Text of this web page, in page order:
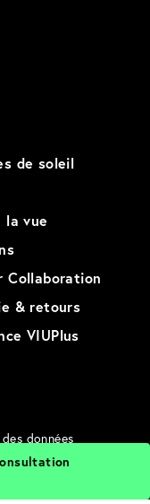
de soleil
la vue
Collaboration
& retours
VIUPlus
données
Cookies Sitemap